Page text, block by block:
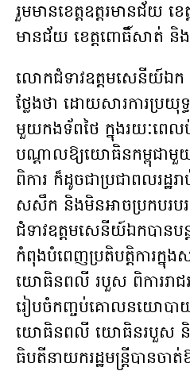
រួមមានខេត្តឧត្តរមានជ័យ ខេ
មានជ័យ ខេត្តពោធិ៍សាត់ និ
លោកជំទាវឧត្តមសេនីយ៍ឯក
ថ្លែងថា ដោយសារការប្រយុទ្ធ
មួយកងទ័ពថៃ ក្នុងរយៈពេលប៉ុ
បណ្តាលឱ្យយោធិនកម្ពុជា
ពិការ ក៏ដូចជាប្រជាពលរដ្ឋរ
សសឹក និងមិនអាចប្រកបរប
ជំទាវឧត្តមសេនីយ៍ឯកបាន
កំពុងបំពេញប្រតិបត្តិការក្នុ
យោធិនពលី របួស ពិការរាជ
រៀបចំកញ្ចប់គោលនយោបា
យោធិនពលី យោធិនរបួស និង
ធិបតីនាយករដ្ឋមន្រ្ដីបានចា